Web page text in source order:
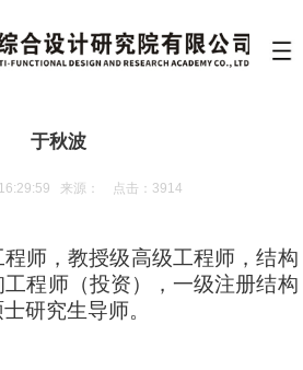
于秋波
来源： 点击：3914
师，教授级高级工程师，结构
程师（投资），一级注册结构
研究生导师。